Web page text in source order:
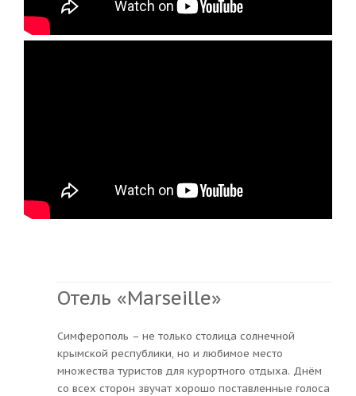
Отель «Marseille»
Симферополь – не только столица солнечной
крымской республики, но и любимое место
множества туристов для курортного отдыха. Днём
со всех сторон звучат хорошо поставленные голоса